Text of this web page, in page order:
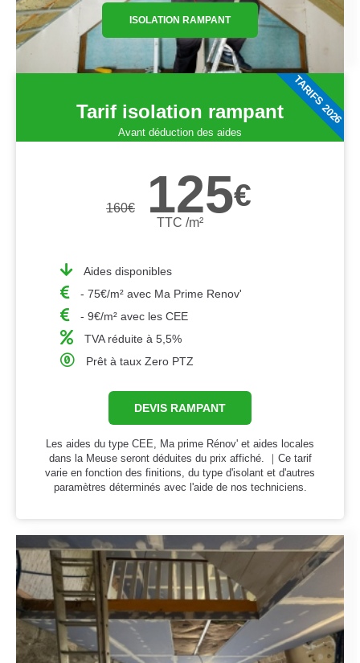
ISOLATION RAMPANT
Tarif isolation rampant
Avant déduction des aides
160€ 125€
TTC /m²
Aides disponibles
- 75€/m² avec Ma Prime Renov'
- 9€/m² avec les CEE
TVA réduite à 5,5%
Prêt à taux Zero PTZ
DEVIS RAMPANT
Les aides du type CEE, Ma prime Rénov' et aides locales
dans la Meuse seront déduites du prix affiché. ｜Ce tarif
varie en fonction des finitions, du type d'isolant et d'autres
paramètres déterminés avec l'aide de nos techniciens.
TARIFS 2026